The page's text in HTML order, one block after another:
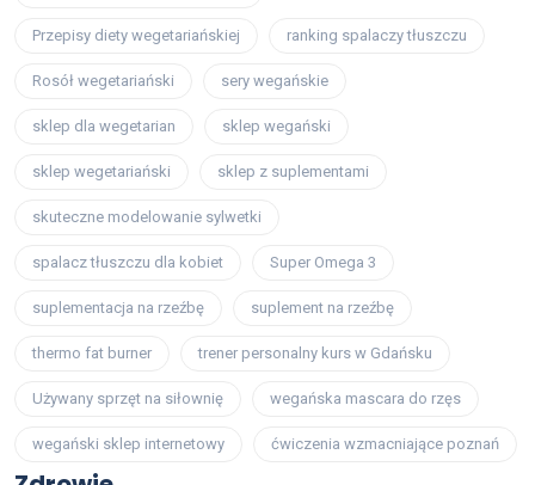
Przepisy diety wegetariańskiej ranking spalaczy tłuszczu
Rosół wegetariański sery wegańskie
sklep dla wegetarian sklep wegański
sklep wegetariański sklep z suplementami
skuteczne modelowanie sylwetki
spalacz tłuszczu dla kobiet Super Omega 3
suplementacja na rzeźbę suplement na rzeźbę
thermo fat burner trener personalny kurs w Gdańsku
Używany sprzęt na siłownię wegańska mascara do rzęs
wegański sklep internetowy ćwiczenia wzmacniające poznań